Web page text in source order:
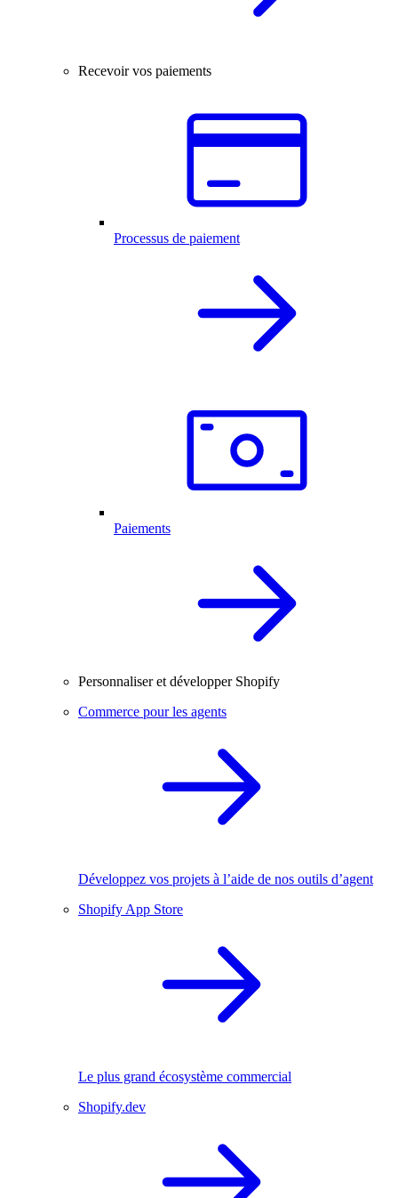
Recevoir vos paiements
Processus de paiement
Paiements
Personnaliser et développer Shopify
Commerce pour les agents
Développez vos projets à l’aide de nos outils d’agent
Shopify App Store
Le plus grand écosystème commercial
Shopify.dev